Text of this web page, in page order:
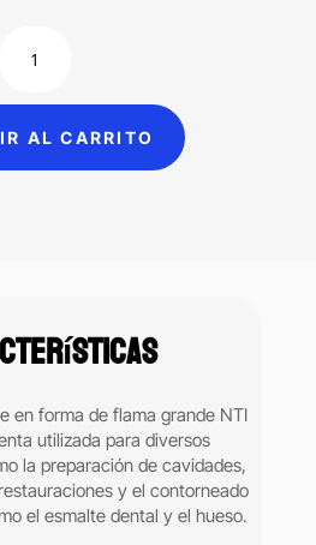
cantidad
AL CARRITO
en forma de flama grande NTI
utilizada para diversos
la preparación de cavidades,
y el contorneado
el esmalte dental y el hueso.